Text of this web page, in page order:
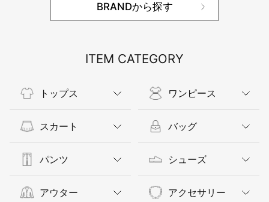
BRANDから探す
ITEM CATEGORY
トップス
スカート
パンツ
アウター
ワンピース
バッグ
シューズ
アクセサリー